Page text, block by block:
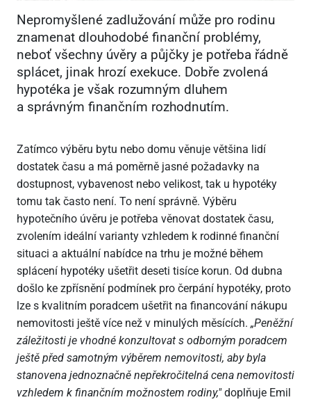
Nepromyšlené zadlužování může pro rodinu
znamenat dlouhodobé finanční problémy,
neboť všechny úvěry a půjčky je potřeba řádně
splácet, jinak hrozí exekuce. Dobře zvolená
hypotéka je však rozumným dluhem
a správným finančním rozhodnutím.
Zatímco výběru bytu nebo domu věnuje většina lidí
dostatek času a má poměrně jasné požadavky na
dostupnost, vybavenost nebo velikost, tak u hypotéky
tomu tak často není. To není správně. Výběru
hypotečního úvěru je potřeba věnovat dostatek času,
zvolením ideální varianty vzhledem k rodinné finanční
situaci a aktuální nabídce na trhu je možné během
splácení hypotéky ušetřit deseti tisíce korun. Od dubna
došlo ke zpřísnění podmínek pro čerpání hypotéky, proto
lze s kvalitním poradcem ušetřit na financování nákupu
nemovitosti ještě více než v minulých měsících. „Peněžní
záležitosti je vhodné konzultovat s odborným poradcem
ještě před samotným výběrem nemovitosti, aby byla
stanovena jednoznačně nepřekročitelná cena nemovitosti
vzhledem k finančním možnostem rodiny,"doplňuje Emil